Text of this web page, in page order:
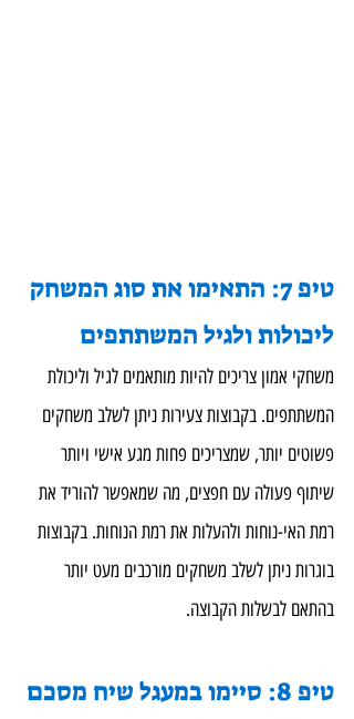
טיפ 7: התאימו את סוג המשחק
ליכולות ולגיל המשתתפים
משחקי אמון צריכים להיות מותאמים לגיל וליכולת
המשתתפים. בקבוצות צעירות ניתן לשלב משחקים
פשוטים יותר, שמצריכים פחות מגע אישי ויותר
שיתוף פעולה עם חפצים, מה שמאפשר להוריד את
רמת האי-נוחות ולהעלות את רמת הנוחות. בקבוצות
בוגרות ניתן לשלב משחקים מורכבים מעט יותר
בהתאם לבשלות הקבוצה.
טיפ 8: סיימו במעגל שיח מסכם